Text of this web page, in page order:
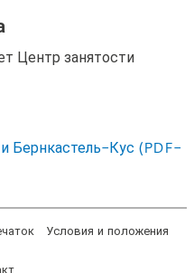
Центр занятости
Бернкастель-Кус (PDF-
Условия и положения